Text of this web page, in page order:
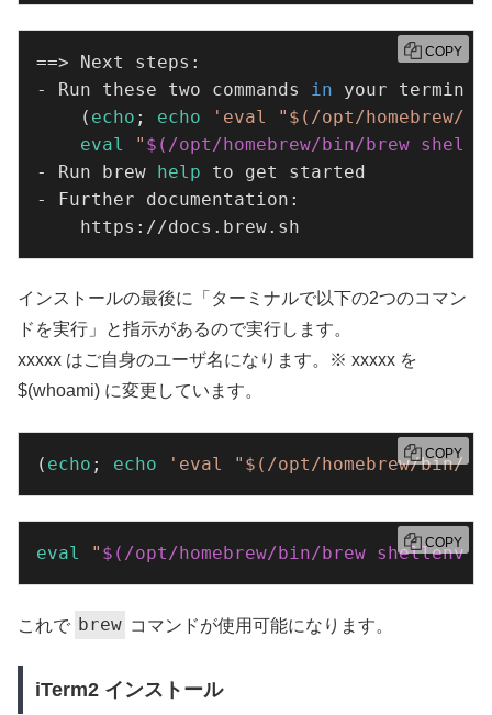
==> Next steps:
- Run these two commands in your terminal
    (
echo ; echo
'eval "$(/opt/homebrew/
eval
" $(/opt/homebrew/bin/brew
- Run brew help to get started
- Further documentation:
    https://docs.brew.sh
COPY
インストールの最後に「ターミナルで以下の2つのコマン
ドを実行」と指示があるので実行します。
xxxxx はご自身のユーザ名になります。※ xxxxx を
$(whoami) に変更しています。
( echo ; echo 'eval "$(/opt/homebrew/bin/
COPY
eval " $(/opt/homebrew/bin/brew shellenv)
COPY
これで brew コマンドが使用可能になります。
iTerm2 インストール